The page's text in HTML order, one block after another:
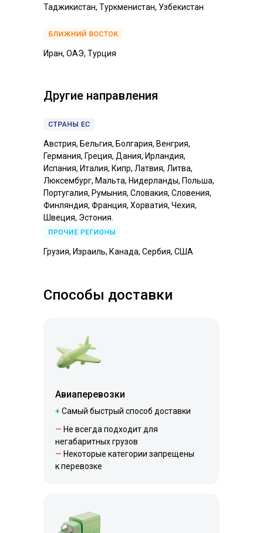
Таджикистан, Туркменистан, Узбекистан
Иран, ОАЭ, Турция
Австрия, Бельгия, Болгария, Венгрия,
Германия, Греция, Дания, Ирландия,
Испания, Италия, Кипр, Латвия, Литва,
Люксембург, Мальта, Нидерланды, Польша,
Португалия, Румыния, Словакия, Словения,
Финляндия, Франция, Хорватия, Чехия,
Швеция, Эстония.
Другие направления
Грузия, Израиль, Канада, Сербия, США
+ Самый быстрый способ доставки
— Не всегда подходит для
негабаритных грузов
— Некоторые категории запрещены
к перевозке
Авиаперевозки
Способы доставки